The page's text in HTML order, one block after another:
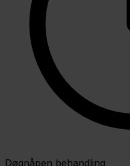
Døgnåpen behandling